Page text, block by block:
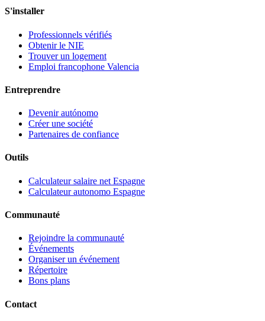
S'installer
Professionnels vérifiés
Obtenir le NIE
Trouver un logement
Emploi francophone Valencia
Entreprendre
Devenir autónomo
Créer une société
Partenaires de confiance
Outils
Calculateur salaire net Espagne
Calculateur autonomo Espagne
Communauté
Rejoindre la communauté
Événements
Organiser un événement
Répertoire
Bons plans
Contact